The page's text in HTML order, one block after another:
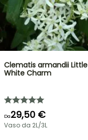
Clematis armandii Little
White Charm
Da29,50 €
Vaso da 2L/3L